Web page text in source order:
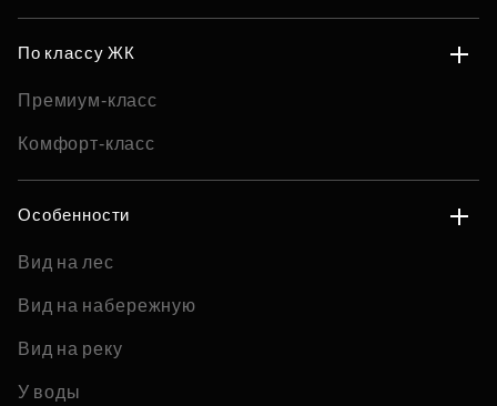
По классу ЖК
Премиум-класс
Комфорт-класс
Особенности
Вид на лес
Вид на набережную
Вид на реку
У воды